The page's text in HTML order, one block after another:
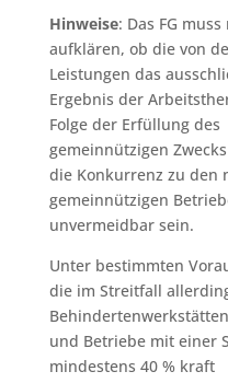
Hinweise: Das FG muss
aufklären, ob die von
Leistungen das
Ergebnis der
Folge der Erfüllung des
gemeinnützigen
die Konkurrenz zu den
gemeinnützigen
unvermeidbar sein.
Unter bestimmten
die im Streitfall
Behindertenwerkstätten
und Betriebe mit einer
mindestens 40 % kraft